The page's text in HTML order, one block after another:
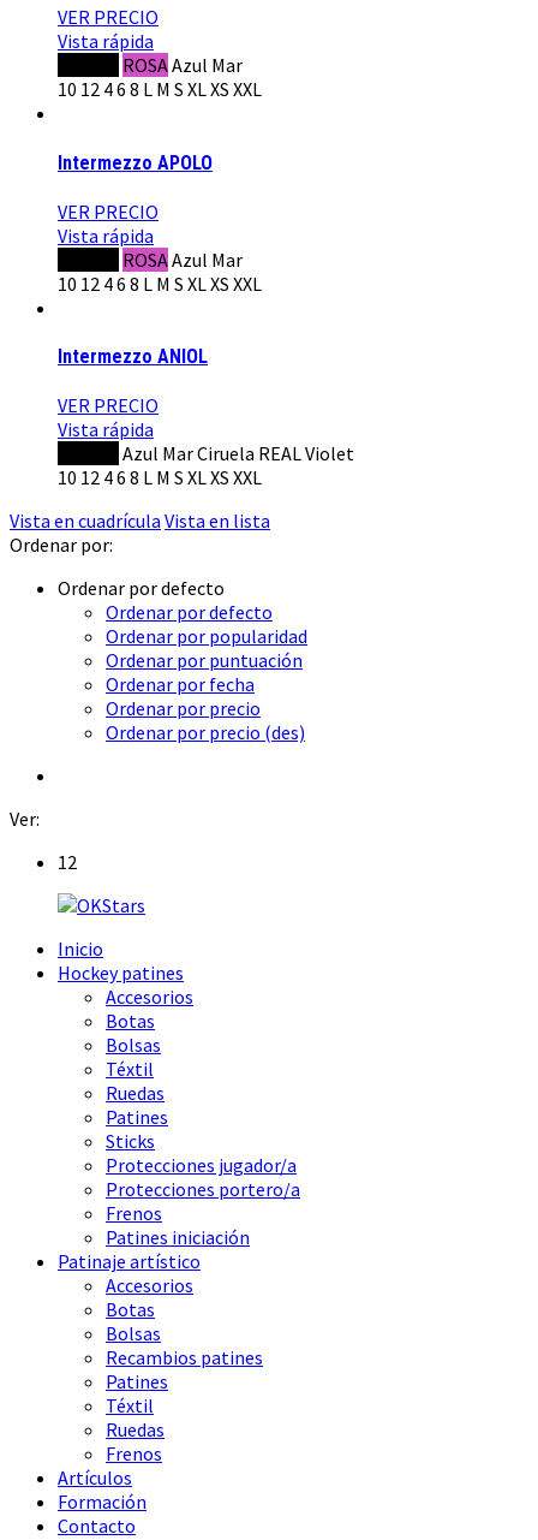
VER PRECIO
Vista rápida
ROSAAzul Mar
10 12 46 8 L M S XLXS XXL
Intermezzo APOLO
VER PRECIO
Vista rápida
ROSAAzul Mar
10 12 46 8 L M S XLXS XXL
Intermezzo ANIOL
VER PRECIO
Vista rápida
Azul MarCiruela REALViolet
10 12 46 8 L M S XLXS XXL
Vista en cuadrícula Vista en lista
Ordenar por:
Ordenar por defecto
Ordenar por defecto
Ordenar por popularidad
Ordenar por puntuación
Ordenar por fecha
Ordenar por precio
Ordenar por precio (des)
Ver:
12
Inicio
Hockey patines
Accesorios
Botas
Bolsas
Téxtil
Ruedas
Patines
Sticks
Protecciones jugador/a
Protecciones portero/a
Frenos
Patines iniciación
Patinaje artístico
Accesorios
Botas
Bolsas
Recambios patines
Patines
Téxtil
Ruedas
Frenos
Artículos
Formación
Contacto